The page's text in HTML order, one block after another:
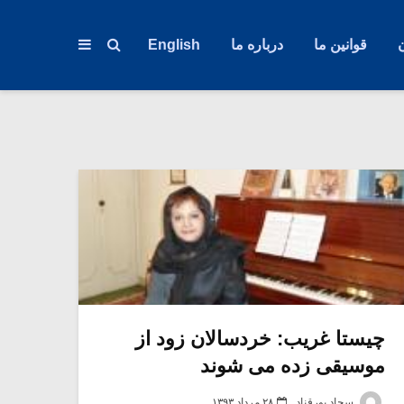
قوانین ما درباره ما English
چیستا غریب: خردسالان زود از
موسیقی زده می شوند